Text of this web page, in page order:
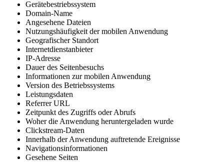
Gerätebestriebssystem
Domain-Name
Angesehene Dateien
Nutzungshäufigkeit der mobilen Anwendung
Geografischer Standort
Internetdienstanbieter
IP-Adresse
Dauer des Seitenbesuchs
Informationen zur mobilen Anwendung
Version des Betriebssystems
Leistungsdaten
Referrer URL
Zeitpunkt des Zugriffs oder Abrufs
Woher die Anwendung heruntergeladen wurde
Clickstream-Daten
Innerhalb der Anwendung auftretende Ereignisse
Navigationsinformationen
Gesehene Seiten